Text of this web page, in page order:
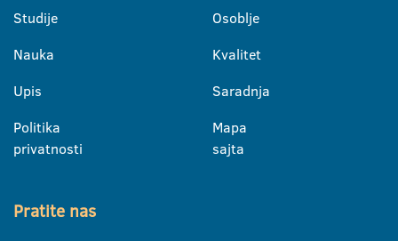
Studije
Nauka
Upis
Politika
privatnosti
Osoblje
Kvalitet
Saradnja
Mapa
sajta
Pratite nas